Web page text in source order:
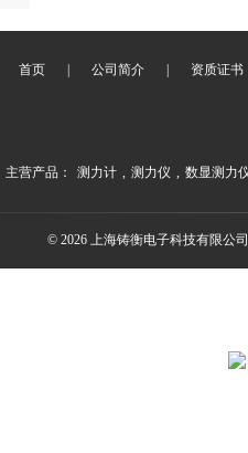
首页 公司简介 资质证书
主营产品： 测力计 , 测力仪 , 数显测力
© 2026 上海铸衡电子科技有限公